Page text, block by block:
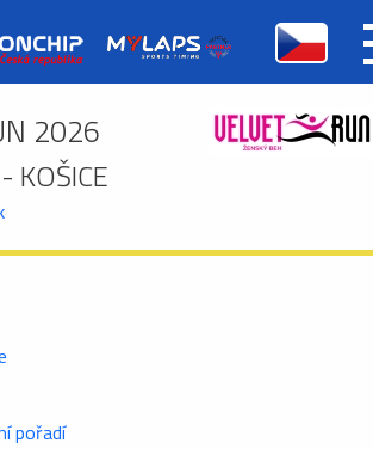
2026
KOŠICE
pořadí